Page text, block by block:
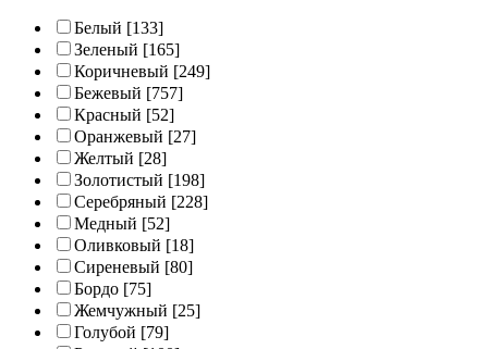
Белый [133]
Зеленый [165]
Коричневый [249]
Бежевый [757]
Красный [52]
Оранжевый [27]
Желтый [28]
Золотистый [198]
Серебряный [228]
Медный [52]
Оливковый [18]
Сиреневый [80]
Бордо [75]
Жемчужный [25]
Голубой [79]